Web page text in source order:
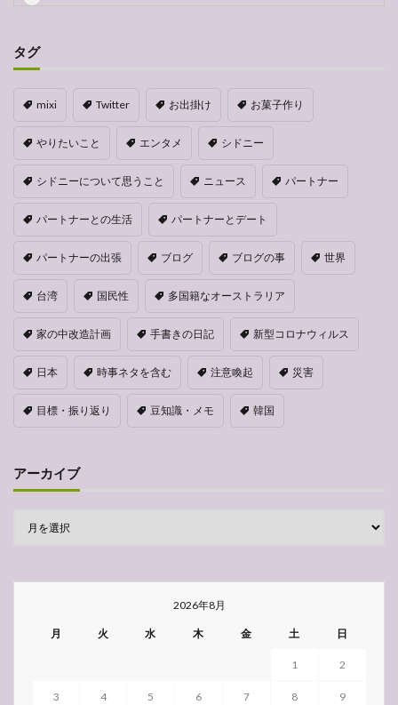
タグ
mixi Twitter お出掛け お菓子作り
やりたいこと エンタメ シドニー
シドニーについて思うこと ニュース パートナー
パートナーとの生活 パートナーとデート
パートナーの出張 ブログ ブログの事 世界
台湾 国民性 多国籍なオーストラリア
家の中改造計画 手書きの日記 新型コロナウィルス
日本 時事ネタを含む 注意喚起 災害
目標・振り返り 豆知識・メモ 韓国
アーカイブ
2026年8月
月 火 水 木 金 土 日
1 2
3 4 5 6 7 8 9